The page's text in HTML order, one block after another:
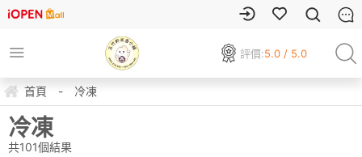
評價:5.0 / 5.0
首頁 - 冷凍
冷凍
共101個結果